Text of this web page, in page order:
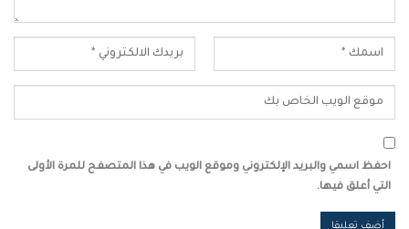
احفظ اسمي والبريد الإلكتروني وموقع الويب في هذا المتصفح للمرة الأولى
التي أعلق فيها.